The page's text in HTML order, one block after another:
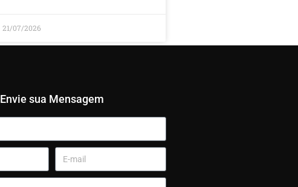
21/07/2026
Envie sua Mensagem